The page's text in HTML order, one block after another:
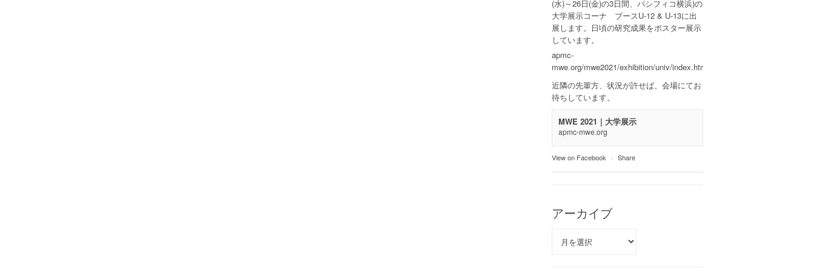
(水)～26日(金)の3日間、パシフィコ横浜)の
大学展示コーナ ブースU-12 & U-13に出
展します。日頃の研究成果をポスター展示
しています。
apmc-
mwe.org/mwe2021/exhibition/univ/index.html
近隣の先輩方、状況が許せば、会場にてお
待ちしています。
MWE 2021｜大学展示
apmc-mwe.org
View on Facebook · Share
アーカイブ